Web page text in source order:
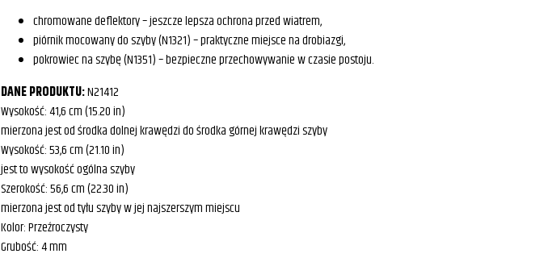
chromowane deflektory – jeszcze lepsza ochrona przed wiatrem,
piórnik mocowany do szyby (N1321) – praktyczne miejsce na drobiazgi,
pokrowiec na szybę (N1351) – bezpieczne przechowywanie w czasie postoju.
DANE PRODUKTU:N21412
Wysokość: 41,6 cm (15.20 in)
mierzona jest od środka dolnej krawędzi do środka górnej krawędzi szyby
Wysokość: 53,6 cm (21.10 in)
jest to wysokość ogólna szyby
Szerokość: 56,6 cm (22.30 in)
mierzona jest od tyłu szyby w jej najszerszym miejscu
Kolor: Przeźroczysty
Grubość: 4 mm